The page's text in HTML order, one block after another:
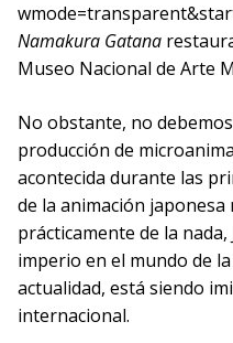
Namakura Gatana
Museo Nacional de Arte
No obstante, no
producción de
acontecida durante las
de la animación
prácticamente de la
imperio en el mundo de
actualidad, está siendo
internacional.